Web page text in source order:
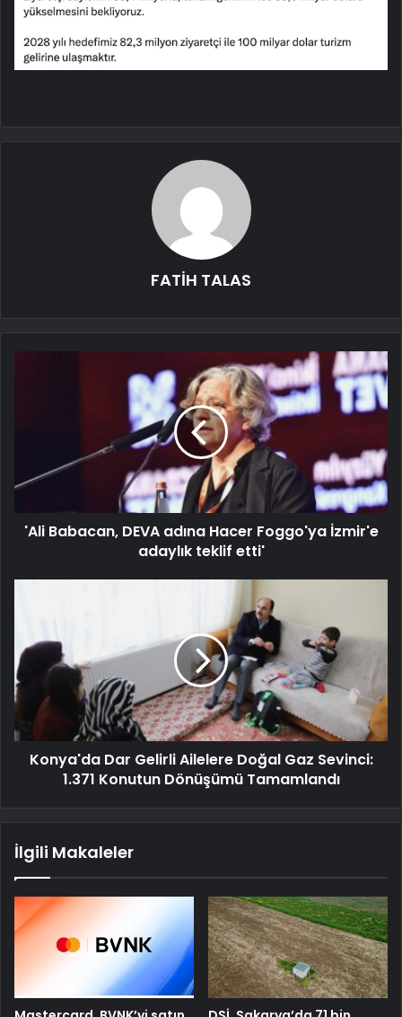
FATİH TALAS
'Ali Babacan, DEVA adına Hacer Foggo'ya İzmir'e
adaylık teklif etti'
Konya'da Dar Gelirli Ailelere Doğal Gaz Sevinci:
1.371 Konutun Dönüşümü Tamamlandı
İlgili Makaleler